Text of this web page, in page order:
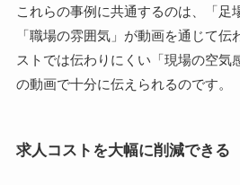
これらの事例に共通するのは、「足
「職場の雰囲気」が動画を通じて
ストでは伝わりにくい「現場の空気
の動画で十分に伝えられるのです。
求人コストを大幅に削減できる